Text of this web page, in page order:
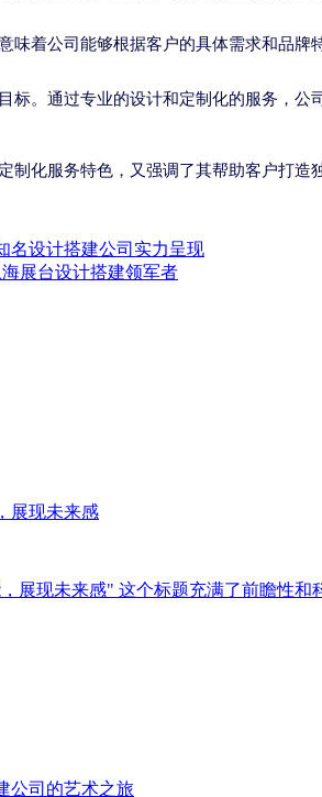
味着公司能够根据客户的具体需求和品
标。通过专业的设计和定制化的服务，
化服务特色，又强调了其帮助客户打
名设计搭建公司实力呈现
展台设计搭建领军者
展现未来感
展现未来感" 这个标题充满了前瞻性
公司的艺术之旅